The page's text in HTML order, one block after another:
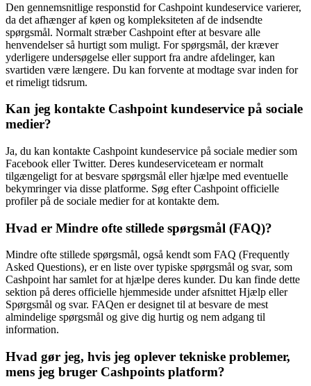
Den gennemsnitlige responstid for Cashpoint kundeservice varierer,
da det afhænger af køen og kompleksiteten af de indsendte
spørgsmål. Normalt stræber Cashpoint efter at besvare alle
henvendelser så hurtigt som muligt. For spørgsmål, der kræver
yderligere undersøgelse eller support fra andre afdelinger, kan
svartiden være længere. Du kan forvente at modtage svar inden for
et rimeligt tidsrum.
Kan jeg kontakte Cashpoint kundeservice på sociale
medier?
Ja, du kan kontakte Cashpoint kundeservice på sociale medier som
Facebook eller Twitter. Deres kundeserviceteam er normalt
tilgængeligt for at besvare spørgsmål eller hjælpe med eventuelle
bekymringer via disse platforme. Søg efter Cashpoint officielle
profiler på de sociale medier for at kontakte dem.
Hvad er Mindre ofte stillede spørgsmål (FAQ)?
Mindre ofte stillede spørgsmål, også kendt som FAQ (Frequently
Asked Questions), er en liste over typiske spørgsmål og svar, som
Cashpoint har samlet for at hjælpe deres kunder. Du kan finde dette
sektion på deres officielle hjemmeside under afsnittet Hjælp eller
Spørgsmål og svar. FAQen er designet til at besvare de mest
almindelige spørgsmål og give dig hurtig og nem adgang til
information.
Hvad gør jeg, hvis jeg oplever tekniske problemer,
mens jeg bruger Cashpoints platform?